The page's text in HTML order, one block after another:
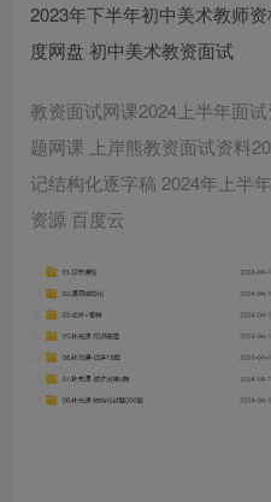
2023年下半年初中美术教师
度网盘 初中美术教资面试
教资面试网课2024上半年面
题网课 上岸熊教资面试资料
记结构化逐字稿 2024年上半
资源 百度云